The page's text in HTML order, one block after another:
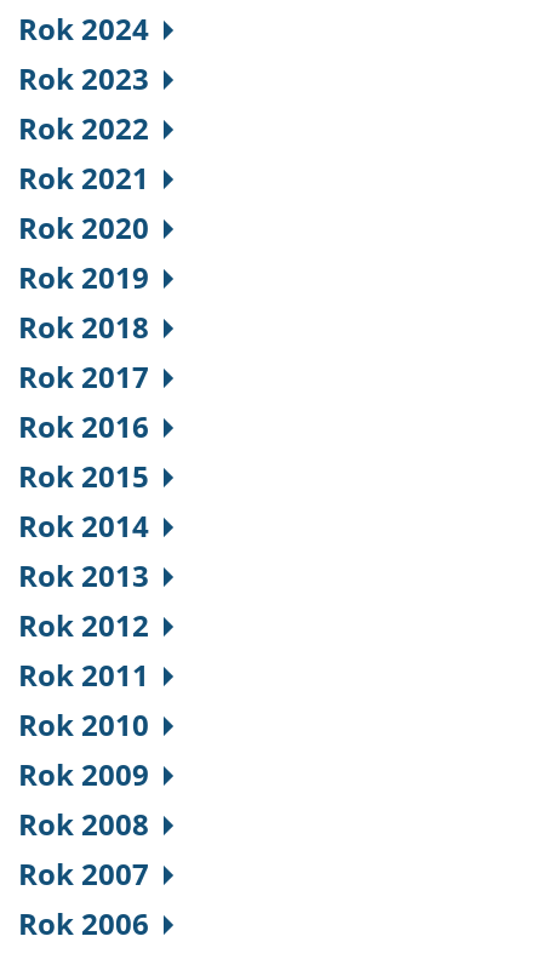
Rok 2024
Rok 2023
Rok 2022
Rok 2021
Rok 2020
Rok 2019
Rok 2018
Rok 2017
Rok 2016
Rok 2015
Rok 2014
Rok 2013
Rok 2012
Rok 2011
Rok 2010
Rok 2009
Rok 2008
Rok 2007
Rok 2006